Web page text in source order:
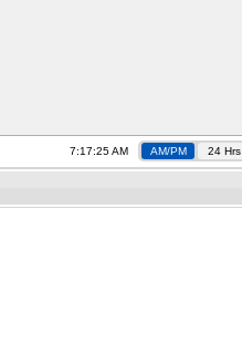
7:17:25 AM AM/PM 24 Hrs